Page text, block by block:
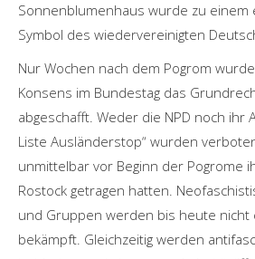
Sonnenblumenhaus wurde zu einem
Symbol des wiedervereinigten
Nur Wochen nach dem Pogrom
Konsens im Bundestag das
abgeschafft. Weder die NPD noch ihr
Liste Ausländerstop“ wurden
unmittelbar vor Beginn der Pogrome
Rostock getragen hatten.
und Gruppen werden bis heute nicht
bekämpft. Gleichzeitig werden